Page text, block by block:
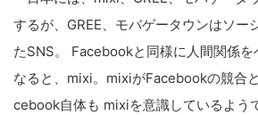
するが、GREE、モバゲータウンはソー
たSNS。 Facebookと同様に人間関係を
なると、mixi。mixiがFacebookの競合
cebook自体も mixiを意識しているよう